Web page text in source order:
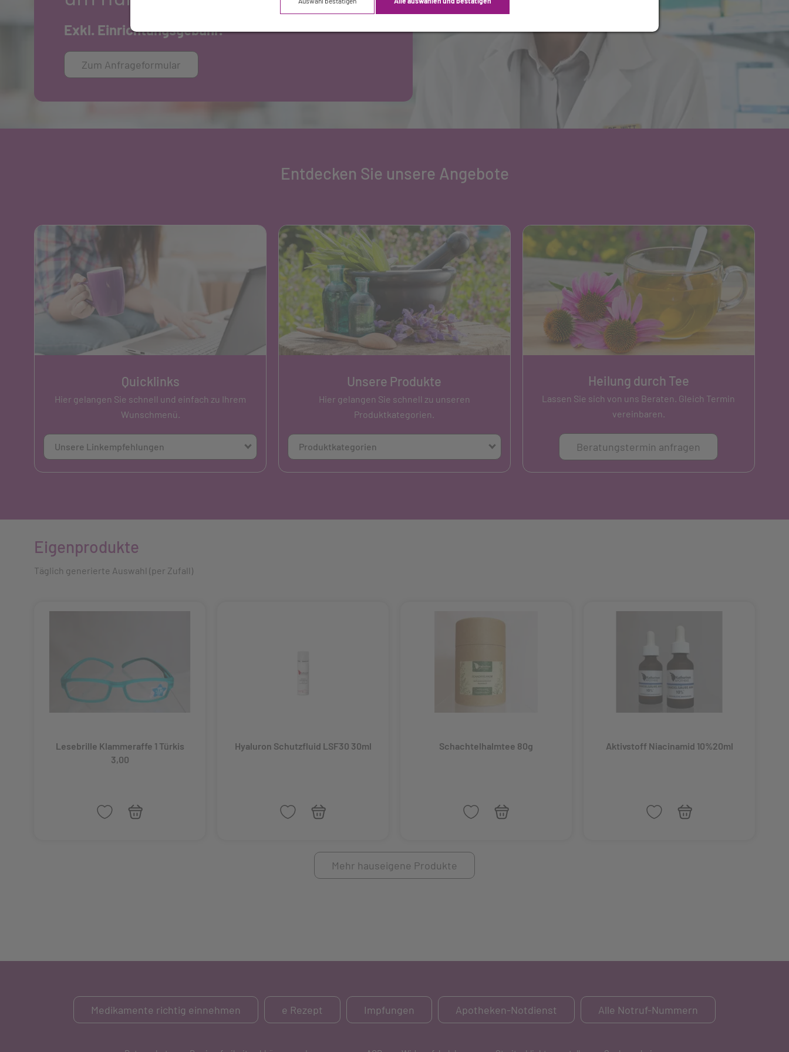
Exkl. Einrichtungsgebühr.
Zum Anfrageformular
Entdecken Sie unsere Angebote
Quicklinks
Hier gelangen Sie schnell und einfach zu Ihrem
Wunschmenü.
Unsere Linkempfehlungen
Über uns Kontakt, Öffnungszeiten, Karte
Alle Hauseigenen Produkte
Medikamente richtig einnehmen
Apotheken Notdienst
Unsere Produkte
Hier gelangen Sie schnell zu unseren
Produktkategorien.
Produktkategorien
Kosmetik
Lesebrille
Heilung durch Tee
Lassen Sie sich von uns Beraten. Gleich Termin
vereinbaren.
Beratungstermin anfragen
Eigenprodukte
Täglich generierte Auswahl (per Zufall)
Lesebrille Klammeraffe 1 Türkis
3,00
Hyaluron Schutzfluid LSF30 30ml Schachtelhalmtee 80g Aktivstoff Niacinamid 10%20ml
Mehr hauseigene Produkte
Medikamente richtig einnehmen e Rezept Impfungen Apotheken-Notdienst Alle Notruf-Nummern